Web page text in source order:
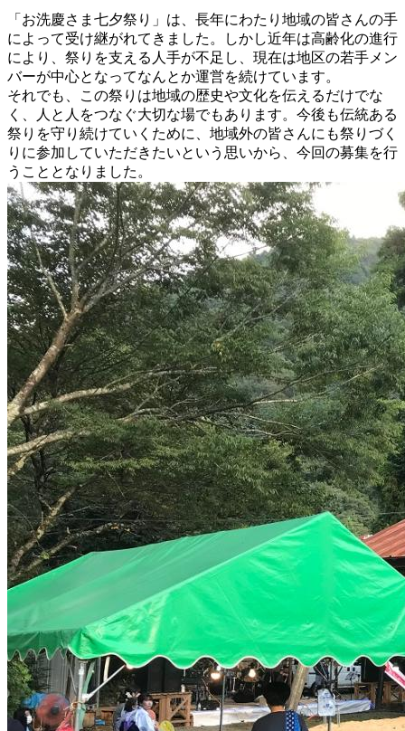
「お洗慶さま七夕祭り」は、長年にわたり地域の皆さんの手
によって受け継がれてきました。しかし近年は高齢化の進行
により、祭りを支える人手が不足し、現在は地区の若手メン
バーが中心となってなんとか運営を続けています。
それでも、この祭りは地域の歴史や文化を伝えるだけでな
く、人と人をつなぐ大切な場でもあります。今後も伝統ある
祭りを守り続けていくために、地域外の皆さんにも祭りづく
りに参加していただきたいという思いから、今回の募集を行
うこととなりました。